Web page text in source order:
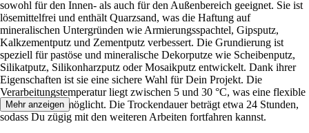
sowohl für den Innen- als auch für den Außenbereich geeignet. Sie ist
lösemittelfrei und enthält Quarzsand, was die Haftung auf
mineralischen Untergründen wie Armierungsspachtel, Gipsputz,
Kalkzementputz und Zementputz verbessert. Die Grundierung ist
speziell für pastöse und mineralische Dekorputze wie Scheibenputz,
Silikatputz, Silikonharzputz oder Mosaikputz entwickelt. Dank ihrer
Eigenschaften ist sie eine sichere Wahl für Dein Projekt. Die
Verarbeitungstemperatur liegt zwischen 5 und 30 °C, was eine flexible
Anwendung ermöglicht. Die Trockendauer beträgt etwa 24 Stunden,
sodass Du zügig mit den weiteren Arbeiten fortfahren kannst.
Mehr anzeigen